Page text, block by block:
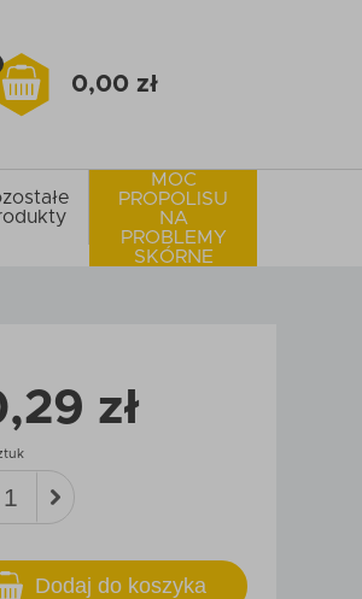
0,00 zł
MOC
PROPOLISU
NA
PROBLEMY
SKÓRNE
zł
Dodaj do koszyka